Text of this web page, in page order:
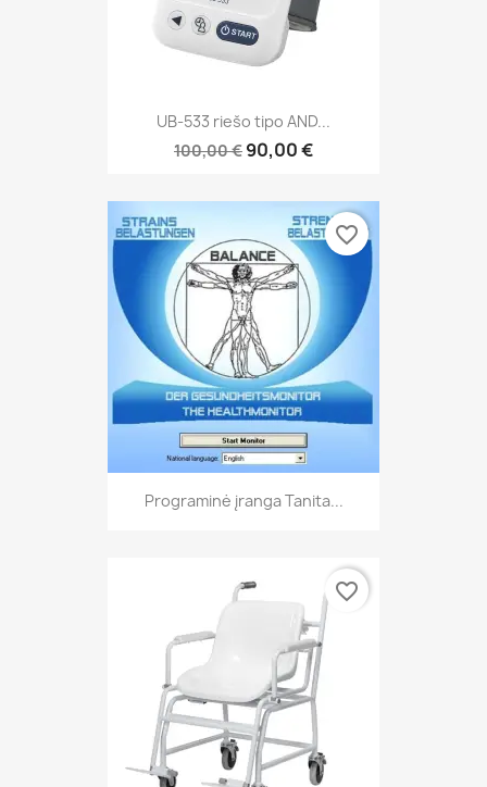
UB-533 riešo tipo AND...
100,00 € 90,00 €
Programinė įranga Tanita...
favorite_border
favorite_border